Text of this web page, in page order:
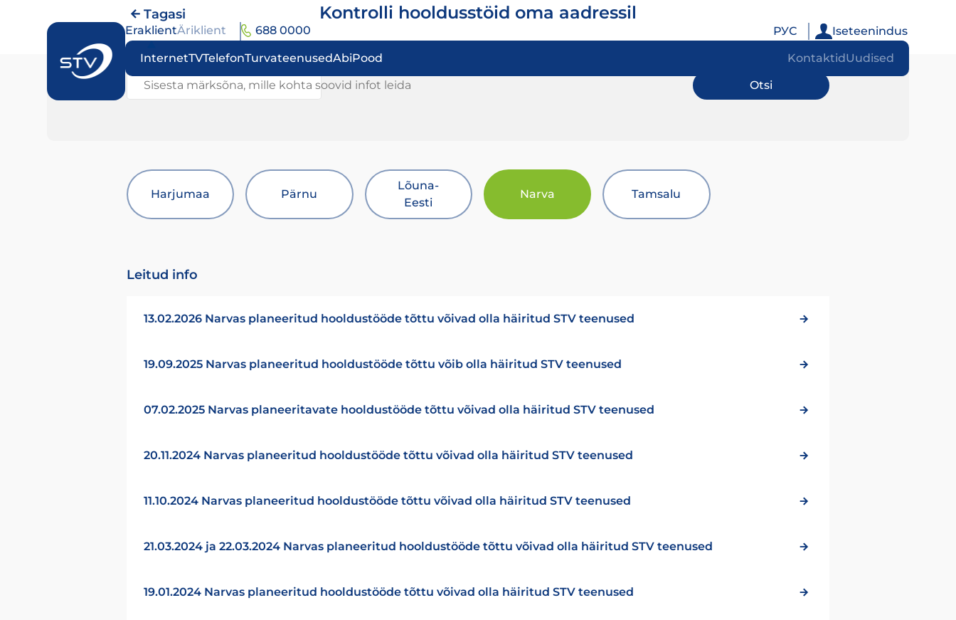
EraklientÄriklient 688 0000 РУС
Iseteenindus
InternetTVTelefonTurvateenusedAbiPood KontaktidUudised
Tagasi Kontrolli hooldusstöid oma aadressil
Sisesta märksõna, mille kohta soovid infot leida
Harjumaa Pärnu
Lõuna-
Eesti
Narva Tamsalu
Leitud info
13.02.2026 Narvas planeeritud hooldustööde tõttu võivad olla häiritud STV teenused
19.09.2025 Narvas planeeritud hooldustööde tõttu võib olla häiritud STV teenused
07.02.2025 Narvas planeeritavate hooldustööde tõttu võivad olla häiritud STV teenused
20.11.2024 Narvas planeeritud hooldustööde tõttu võivad olla häiritud STV teenused
11.10.2024 Narvas planeeritud hooldustööde tõttu võivad olla häiritud STV teenused
21.03.2024 ja 22.03.2024 Narvas planeeritud hooldustööde tõttu võivad olla häiritud STV teenused
19.01.2024 Narvas planeeritud hooldustööde tõttu võivad olla häiritud STV teenused